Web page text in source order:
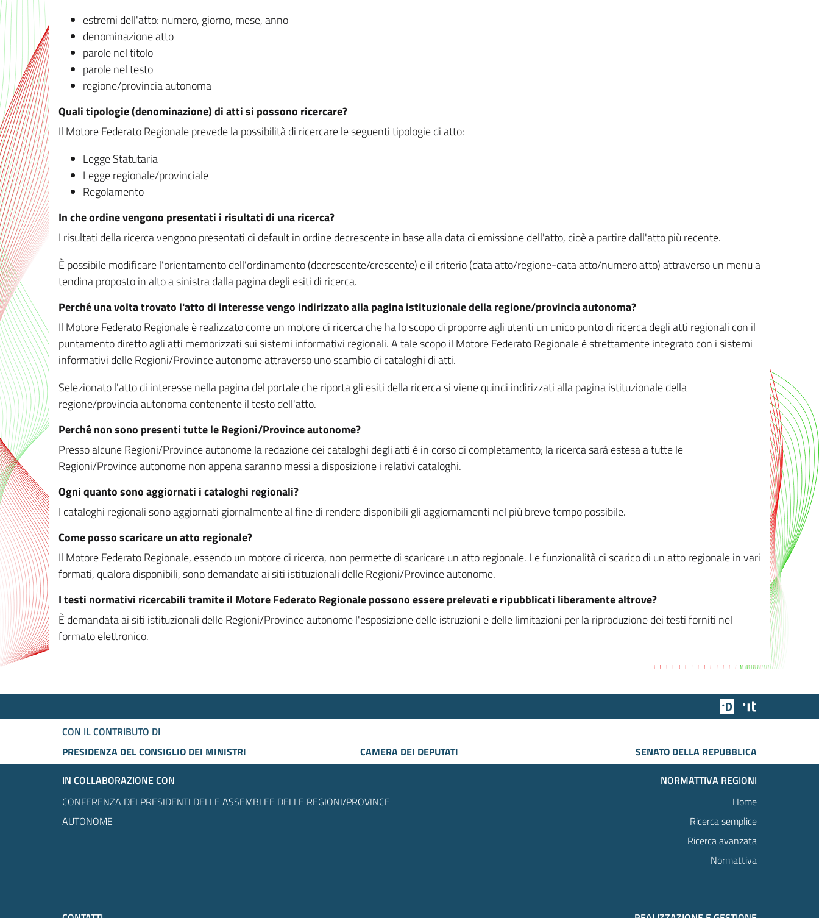
estremi dell'atto: numero, giorno, mese, anno
denominazione atto
parole nel titolo
parole nel testo
regione/provincia autonoma
Quali tipologie (denominazione) di atti si possono ricercare?
Il Motore Federato Regionale prevede la possibilità di ricercare le seguenti tipologie di atto:
Legge Statutaria
Legge regionale/provinciale
Regolamento
In che ordine vengono presentati i risultati di una ricerca?
I risultati della ricerca vengono presentati di default in ordine decrescente in base alla data di emissione dell'atto, cioè a partire dall'atto più recente.
È possibile modificare l'orientamento dell'ordinamento (decrescente/crescente) e il criterio (data atto/regione-data atto/numero atto) attraverso un menu a
tendina proposto in alto a sinistra dalla pagina degli esiti di ricerca.
Perché una volta trovato l'atto di interesse vengo indirizzato alla pagina istituzionale della regione/provincia autonoma?
Il Motore Federato Regionale è realizzato come un motore di ricerca che ha lo scopo di proporre agli utenti un unico punto di ricerca degli atti regionali con il
puntamento diretto agli atti memorizzati sui sistemi informativi regionali. A tale scopo il Motore Federato Regionale è strettamente integrato con i sistemi
informativi delle Regioni/Province autonome attraverso uno scambio di cataloghi di atti.
Selezionato l'atto di interesse nella pagina del portale che riporta gli esiti della ricerca si viene quindi indirizzati alla pagina istituzionale della
regione/provincia autonoma contenente il testo dell'atto.
Perché non sono presenti tutte le Regioni/Province autonome?
Presso alcune Regioni/Province autonome la redazione dei cataloghi degli atti è in corso di completamento; la ricerca sarà estesa a tutte le
Regioni/Province autonome non appena saranno messi a disposizione i relativi cataloghi.
Ogni quanto sono aggiornati i cataloghi regionali?
I cataloghi regionali sono aggiornati giornalmente al fine di rendere disponibili gli aggiornamenti nel più breve tempo possibile.
Come posso scaricare un atto regionale?
Il Motore Federato Regionale, essendo un motore di ricerca, non permette di scaricare un atto regionale. Le funzionalità di scarico di un atto regionale in vari
formati, qualora disponibili, sono demandate ai siti istituzionali delle Regioni/Province autonome.
I testi normativi ricercabili tramite il Motore Federato Regionale possono essere prelevati e ripubblicati liberamente altrove?
È demandata ai siti istituzionali delle Regioni/Province autonome l'esposizione delle istruzioni e delle limitazioni per la riproduzione dei testi forniti nel
formato elettronico.
Team Digitale
CON IL CONTRIBUTO DI
PRESIDENZA DEL CONSIGLIO DEI MINISTRI
CAMERA DEI DEPUTATI
SENATO DELLA REPUBBLICA
IN COLLABORAZIONE CON
CONFERENZA DEI PRESIDENTI DELLE ASSEMBLEE DELLE REGIONI/PROVINCE
AUTONOME
NORMATTIVA REGIONI
Home
Ricerca semplice
Ricerca avanzata
Normattiva